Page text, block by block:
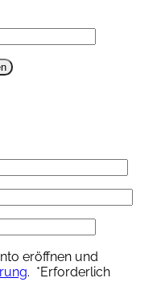
eröffnen und
. *Erforderlich